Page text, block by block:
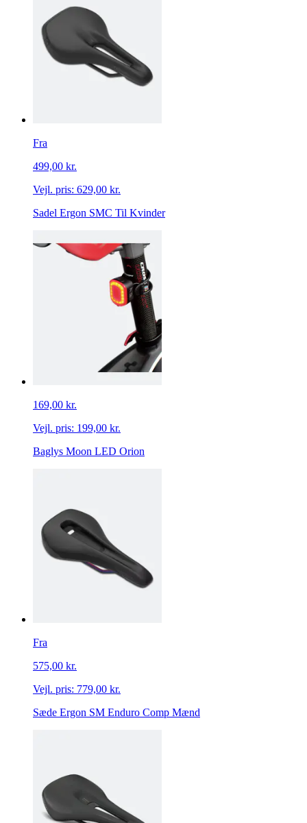
Fra
499,00 kr.
Vejl. pris: 629,00 kr.
Sadel Ergon SMC Til Kvinder
169,00 kr.
Vejl. pris: 199,00 kr.
Baglys Moon LED Orion
Fra
575,00 kr.
Vejl. pris: 779,00 kr.
Sæde Ergon SM Enduro Comp Mænd